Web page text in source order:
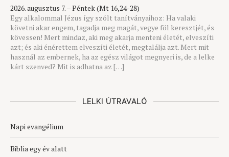
2026. augusztus 7. – Péntek (Mt 16,24-28)
Egy alkalommal Jézus így szólt tanítványaihoz: Ha valaki
követni akar engem, tagadja meg magát, vegye föl keresztjét, és
kövessen! Mert mindaz, aki meg akarja menteni életét, elveszíti
azt; és aki énérettem elveszíti életét, megtalálja azt. Mert mit
használ az embernek, ha az egész világot megnyeri is, de a lelke
kárt szenved? Mit is adhatna az […]
LELKI ÚTRAVALÓ
Napi evangélium
Biblia egy év alatt